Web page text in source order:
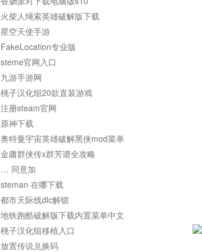
火柴人绳索英雄破解版下载
星空天使手游
FakeLocation专业版
steme官网入口
九游手游网
桃子汉化组20款直装游戏
注册steam官网
原神下载
奥特曼宇宙英雄破解黑侠mod菜单
金庸群侠传x群芳谱全攻略
… 同意加
steman 在哪下载
都市天际线dlc解锁
地铁跑酷破解版下载内置菜单中文
桃子汉化组移植入口
放置传说兑换码